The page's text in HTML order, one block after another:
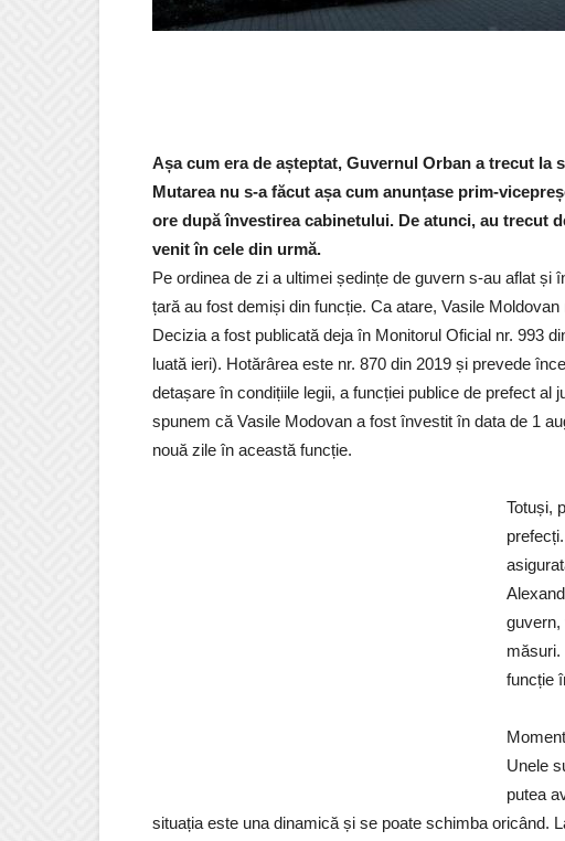
Așa cum era de așteptat, Guvernul Orban a trecut
Mutarea nu s-a făcut așa cum anunțase prim-
ore după învestirea cabinetului. De atunci, au trecut
venit în cele din urmă.
Pe ordinea de zi a ultimei ședințe de guvern s-au aflat și
țară au fost demiși din funcție. Ca atare, Vasile
Decizia a fost publicată deja în Monitorul Oficial nr. 993
luată ieri). Hotărârea este nr. 870 din 2019 și prevede
detașare în condițiile legii, a funcției publice de prefect al
spunem că Vasile Modovan a fost învestit în data de 1
nouă zile în această funcție.
Totuși,
guvern,
măsuri.
funcție
Unele
putea
situația este una dinamică și se poate schimba oricând.